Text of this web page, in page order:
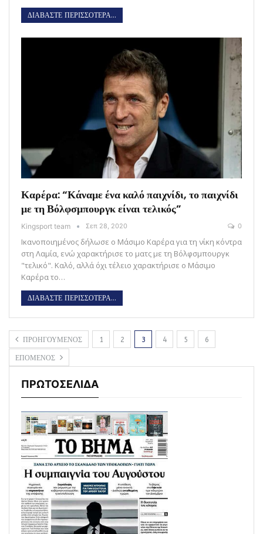
ΔΙΑΒΑΣΤΕ ΠΕΡΙΣΣΟΤΕΡΑ...
Καρέρα: “Κάναμε ένα καλό παιχνίδι, το παιχνίδι
με τη Βόλφσμπουργκ είναι τελικός”
Kingsport team Σεπ 28, 2020 0
Ικανοποιημένος δήλωσε ο Μάσιμο Καρέρα για τη νίκη κόντρα
στη Λαμία, ενώ χαρακτήρισε το ματς με τη Βόλφσμπουργκ
"τελικό". Καλό, αλλά όχι τέλειο χαρακτήρισε ο Μάσιμο
Καρέρα το…
ΔΙΑΒΑΣΤΕ ΠΕΡΙΣΣΟΤΕΡΑ...
ΠΡΟΗΓΟΥΜΕΝΟΣ 1 2 3 4 5 6
ΕΠΟΜΕΝΟΣ
ΠΡΩΤΟΣΕΛΙΔΑ